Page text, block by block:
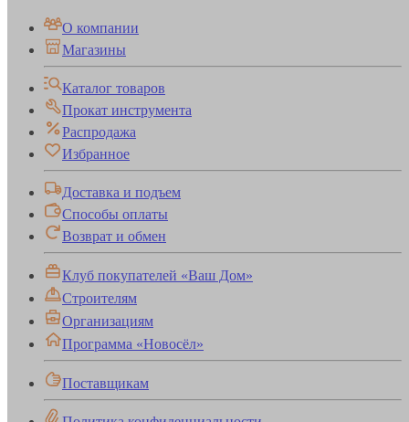
О компании
Магазины
Каталог товаров
Прокат инструмента
Распродажа
Избранное
Доставка и подъем
Способы оплаты
Возврат и обмен
Клуб покупателей «Ваш Дом»
Строителям
Организациям
Программа «Новосёл»
Поставщикам